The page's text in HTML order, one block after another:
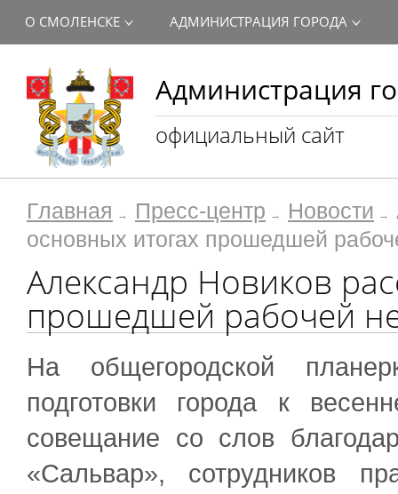
Администрация
официальный сайт
О СМОЛЕНСКЕ АДМИНИСТРАЦИЯ ГОРОДА
Главная Пресс-центр Новости
основных итогах прошедшей
Александр Новиков
прошедшей рабочей
На общегородской
подготовки города к
совещание со слов
«Сальвар», сотрудников